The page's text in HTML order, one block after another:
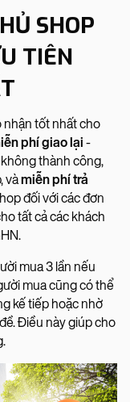
SHOP
TIÊN
nhận tốt nhất cho
phí giao lại -
thành công,
vàmiễn phí trả
đối với các đơn
tất cả các khách
mua 3 lần nếu
mua cũng có thể
kế tiếp hoặc nhờ
Điều này giúp cho